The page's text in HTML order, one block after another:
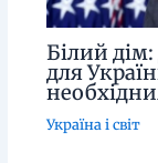
Білий
для
Україна і світ